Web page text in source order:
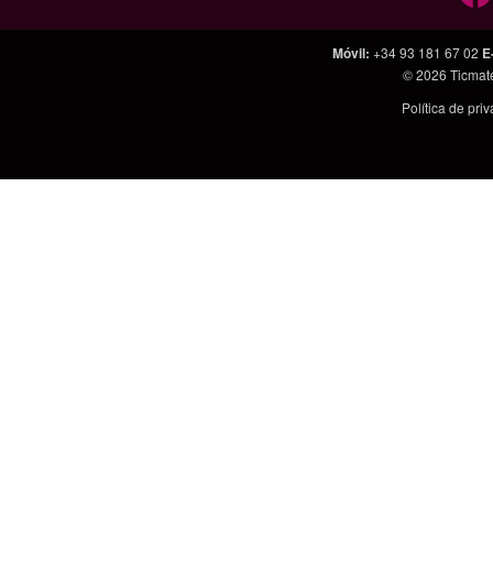
Móvil: +34 93 181 67 02
© 2026
Política de